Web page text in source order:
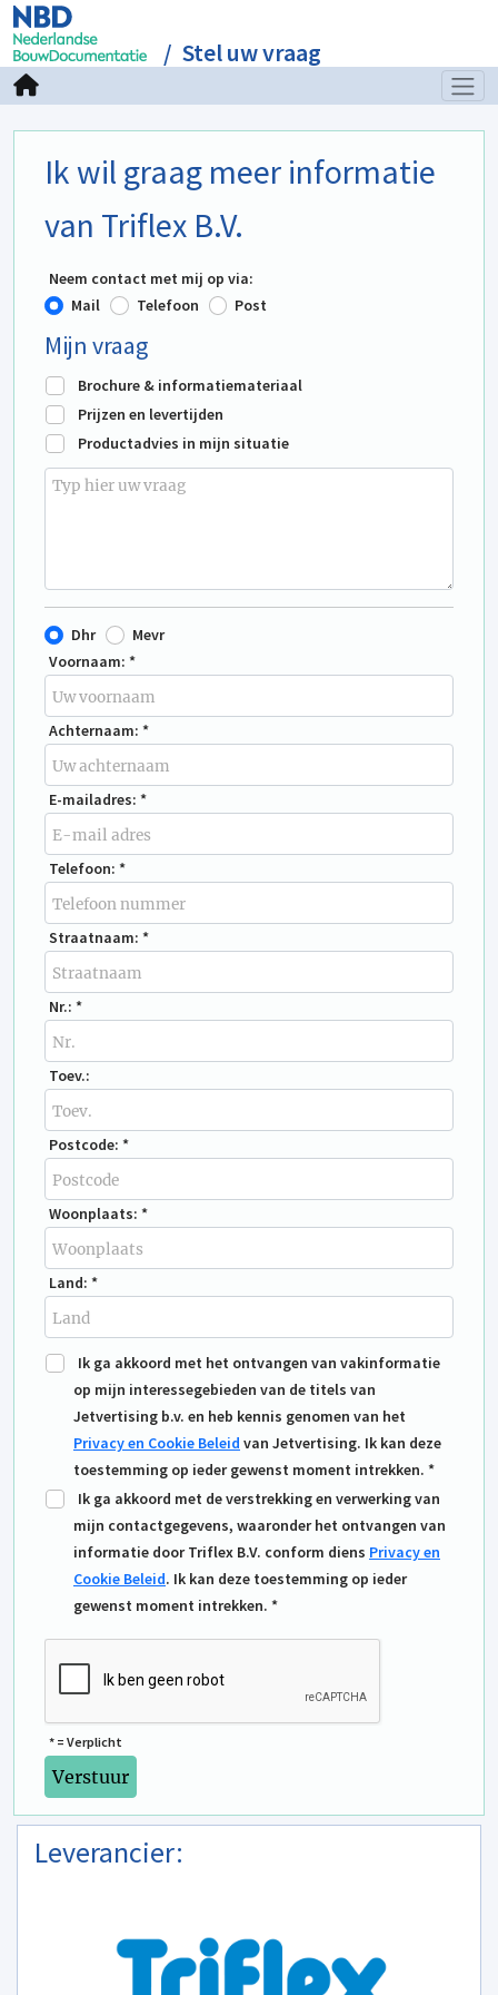
Stel uw vraag
Ik wil graag meer informatie
van Triflex B.V.
Neem contact met mij op via:
Mail
Telefoon Post
Mijn vraag
Brochure & informatiemateriaal
Prijzen en levertijden
Productadvies in mijn situatie
Dhr
Mevr
Voornaam: *
Achternaam: *
E-mailadres: *
Telefoon: *
Straatnaam: *
Nr.: *
Toev.:
Postcode: *
Woonplaats: *
Land: *
Ik ga akkoord met het ontvangen van vakinformatie
op mijn interessegebieden van de titels van
Jetvertising b.v. en heb kennis genomen van het
Privacy en Cookie Beleid van Jetvertising. Ik kan deze
toestemming op ieder gewenst moment intrekken. *
Ik ga akkoord met de verstrekking en verwerking van
mijn contactgegevens, waaronder het ontvangen van
informatie door Triflex B.V. conform diens Privacy en
Cookie Beleid. Ik kan deze toestemming op ieder
gewenst moment intrekken. *
* = Verplicht
Leverancier: